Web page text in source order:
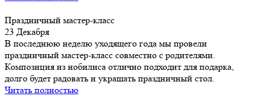
Праздничный мастер-класс
23 Декабря
В последнюю неделю уходящего года мы провели
праздничный мастер-класс совместно с родителями.
Композиция из нобилиса отлично подходит для подарка,
долго будет радовать и украшать праздничный стол.
Читать полностью